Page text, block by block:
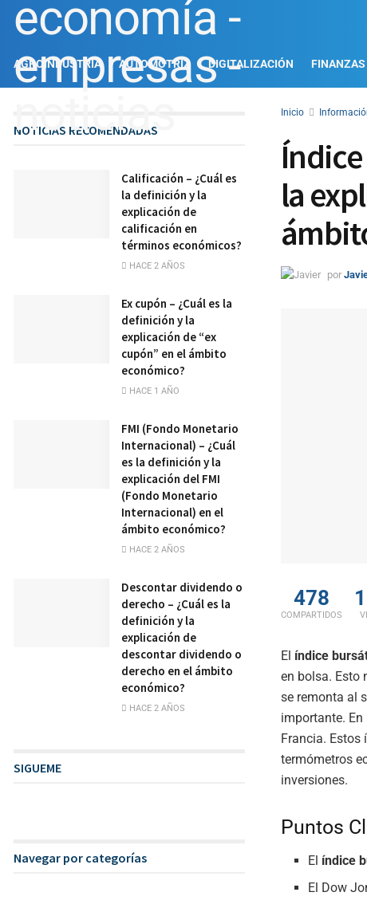
AGROINDUSTRIA AUTOMOTRIZ DIGITALIZACIÓN FINANZAS
Inicio
la
por
478
COMPARTIDOS
El índice
en bolsa. Esto
se remonta al
importante. En
Francia. Estos
termómetros
inversiones.
Puntos
El índice
El Dow
NOTICIAS RECOMENDADAS
Calificación – ¿Cuál es
la definición y la
explicación de
calificación en
términos económicos?
HACE 2 AÑOS
Ex cupón – ¿Cuál es la
definición y la
explicación de “ex
cupón” en el ámbito
económico?
HACE 1 AÑO
FMI (Fondo Monetario
Internacional) – ¿Cuál
es la definición y la
explicación del FMI
(Fondo Monetario
Internacional) en el
ámbito económico?
HACE 2 AÑOS
Descontar dividendo o
derecho – ¿Cuál es la
definición y la
explicación de
descontar dividendo o
derecho en el ámbito
económico?
HACE 2 AÑOS
SIGUEME
Navegar por categorías